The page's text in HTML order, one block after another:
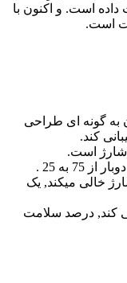
است. و اکنون با
به گونه ای طراحی
هربار که 100 درصد شارژ خالی میکند, یک
شارژ خالی کند, درصد سلامت